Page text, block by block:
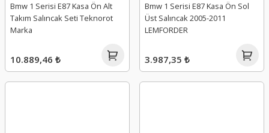
Bmw 1 Serisi E87 Kasa Ön Alt
Takım Salıncak Seti Teknorot
Marka
10.889,46 ₺
Bmw 1 Serisi E87 Kasa Ön Sol
Üst Salıncak 2005-2011
LEMFORDER
3.987,35 ₺